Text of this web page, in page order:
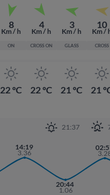
8
Km / h
ON
22 ºC
4
Km / h
CROSS ON
22 ºC
3
Km / h
GLASS
21 ºC
21:37
14:19
3.36
20:44
1.06
10
Km /
CROSS
21
20:44
1.06